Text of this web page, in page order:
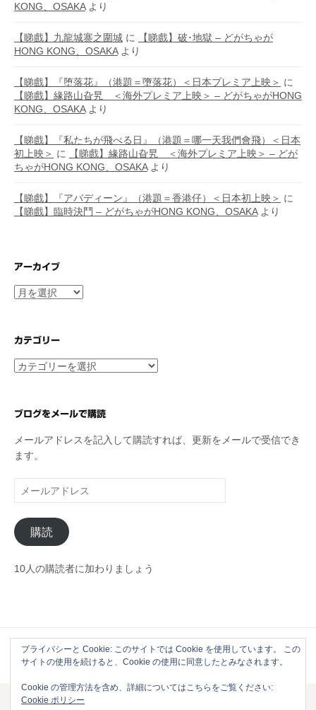
KONG、OSAKAより
【睇戲】九龍城寨之圍城 に
【睇戲】破･地獄 – どがちゃが
HONG KONG、OSAKAより
【睇戲】『堕落花』（港題＝墮落花）＜日本プレミア上映＞ に
【睇戲】緣路山旮旯 ＜海外プレミア上映＞ – どがちゃがHONG
KONG、OSAKAより
【睇戲】『私たちが飛べる日』（港題＝哪一天我們會飛）＜日本
初上映＞ に
【睇戲】緣路山旮旯 ＜海外プレミア上映＞ – どが
ちゃがHONG KONG、OSAKAより
【睇戲】『アバディーン』（港題＝香港仔）＜日本初上映＞ に
【睇戲】臨時決鬥 – どがちゃがHONG KONG、OSAKAより
アーカイブ
ア
イ
カテゴリー
カ
リ
ブログをメールで購読
メールアドレスを記入して購読すれば、更新をメールで受信でき
ます。
ー
ル
ア
ド
レ
購読
10人の購読者に加わりましょう
Powered byWordPress | Theme byThemehaus
プライバシーと Cookie: このサイトでは Cookie を使用しています。 この
サイトの使用を続けると、Cookie の使用に同意したとみなされます。
Cookie の管理方法を含め、詳細についてはこちらをご覧ください:
Cookie ポリシー